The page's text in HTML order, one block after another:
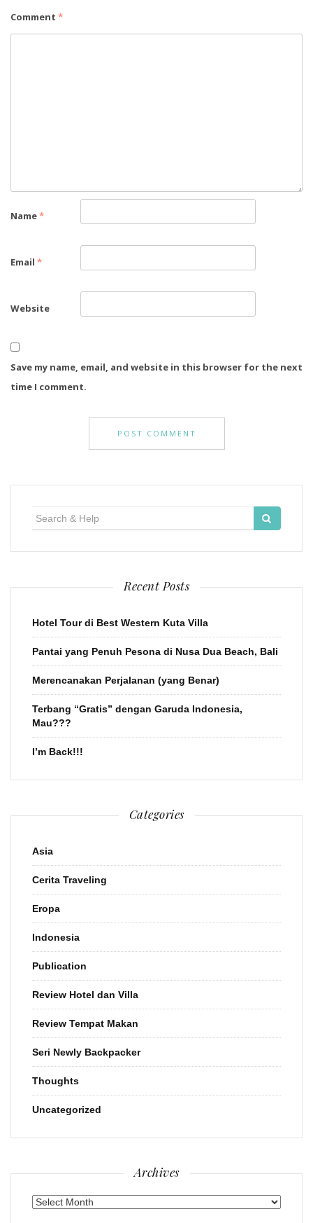
Comment *
Name*
Email *
Website
Save my name, email, and website in this browser for the next
time I comment.
Recent Posts
Hotel Tour di Best Western Kuta Villa
Pantai yang Penuh Pesona di Nusa Dua Beach, Bali
Merencanakan Perjalanan (yang Benar)
Terbang “Gratis” dengan Garuda Indonesia,
Mau???
I’m Back!!!
Categories
Asia
Cerita Traveling
Eropa
Indonesia
Publication
Review Hotel dan Villa
Review Tempat Makan
Seri Newly Backpacker
Thoughts
Uncategorized
Archives
Archives